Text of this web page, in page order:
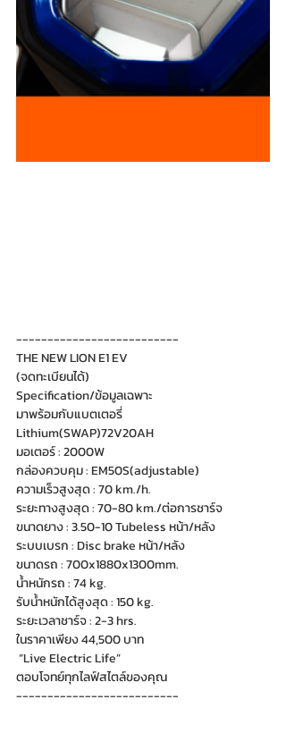
--------------------------
THE NEW LION E1 EV
(จดทะเบียนได้)
Specification/ข้อมูลเฉพาะ
มาพร้อมกับแบตเตอรี่
Lithium(SWAP)72V20AH
มอเตอร์ : 2000W
กล่องควบคุม : EM50S(adjustable)
ความเร็วสูงสุด : 70 km./h.
ระยะทางสูงสุด : 70-80 km./ต่อการชาร์จ
ขนาดยาง : 3.50-10 Tubeless หน้า/หลัง
ระบบเบรก : Disc brake หน้า/หลัง
ขนาดรถ : 700x1880x1300mm.
น้ำหนักรถ : 74 kg.
รับน้ำหนักได้สูงสุด : 150 kg.
ระยะเวลาชาร์จ : 2-3 hrs.
ในราคาเพียง 44,500 บาท
“Live Electric Life”
ตอบโจทย์ทุกไลฟ์สไตล์ของคุณ
--------------------------